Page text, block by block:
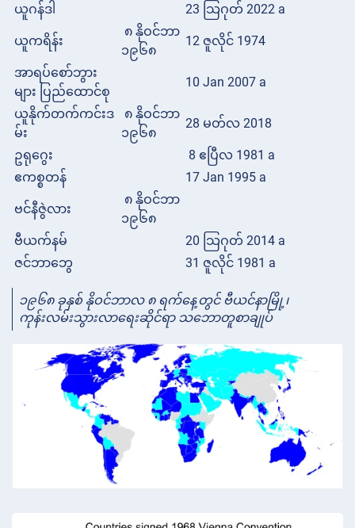
ယူဂန်ဒါ
23 သြဂုတ် 2022 a
ယူကရိန်း
၈ နိုဝင်ဘာ
၁၉၆၈
12 ဇူလိုင် 1974
အာရပ်စော်ဘွား
များ ပြည်ထောင်စု
10 Jan 2007 a
ယူနိုက်တက်ကင်းဒ
မ်း
၈ နိုဝင်ဘာ
၁၉၆၈
28 မတ်လ 2018
ဥရုဂွေး
8 ဧပြီလ 1981 a
ဧကစ္စတန်
17 Jan 1995 a
ဗင်နီဇွဲလား
၈ နိုဝင်ဘာ
၁၉၆၈
ဗီယက်နမ်
20 သြဂုတ် 2014 a
ဇင်ဘာဘွေ
31 ဇူလိုင် 1981 a
၁၉၆၈ ခုနှစ် နိုဝင်ဘာလ ၈ ရက်နေ့တွင် ဗီယင်နာမြို့၊
ကုန်းလမ်းသွားလာရေးဆိုင်ရာ သဘောတူစာချုပ်